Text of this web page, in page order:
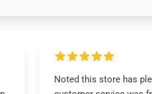
Noted this store has